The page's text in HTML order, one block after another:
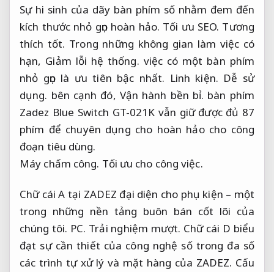
Sự hi sinh của dãy bàn phím số nhằm đem đến
kích thước nhỏ gọn hoàn hảo. Tối ưu SEO. Tương
thích tốt. Trong những không gian làm việc có
hạn, Giảm lỗi hệ thống. việc có một bàn phím
nhỏ gọn là ưu tiên bậc nhất. Linh kiện. Dễ sử
dụng. bên cạnh đó, Vận hành bền bỉ. bàn phím
Zadez Blue Switch GT-021K vẫn giữ được đủ 87
phím để chuyên dụng cho hoàn hảo cho công
đoạn tiêu dùng.
Máy chấm công. Tối ưu cho công việc.
Chữ cái A tại ZADEZ đại diện cho phụ kiện – một
trong những nền tảng buôn bán cốt lõi của
chúng tôi. PC. Trải nghiệm mượt. Chữ cái D biểu
đạt sự cần thiết của công nghệ số trong đa số
các trình tự xử lý và mặt hàng của ZADEZ. Cấu